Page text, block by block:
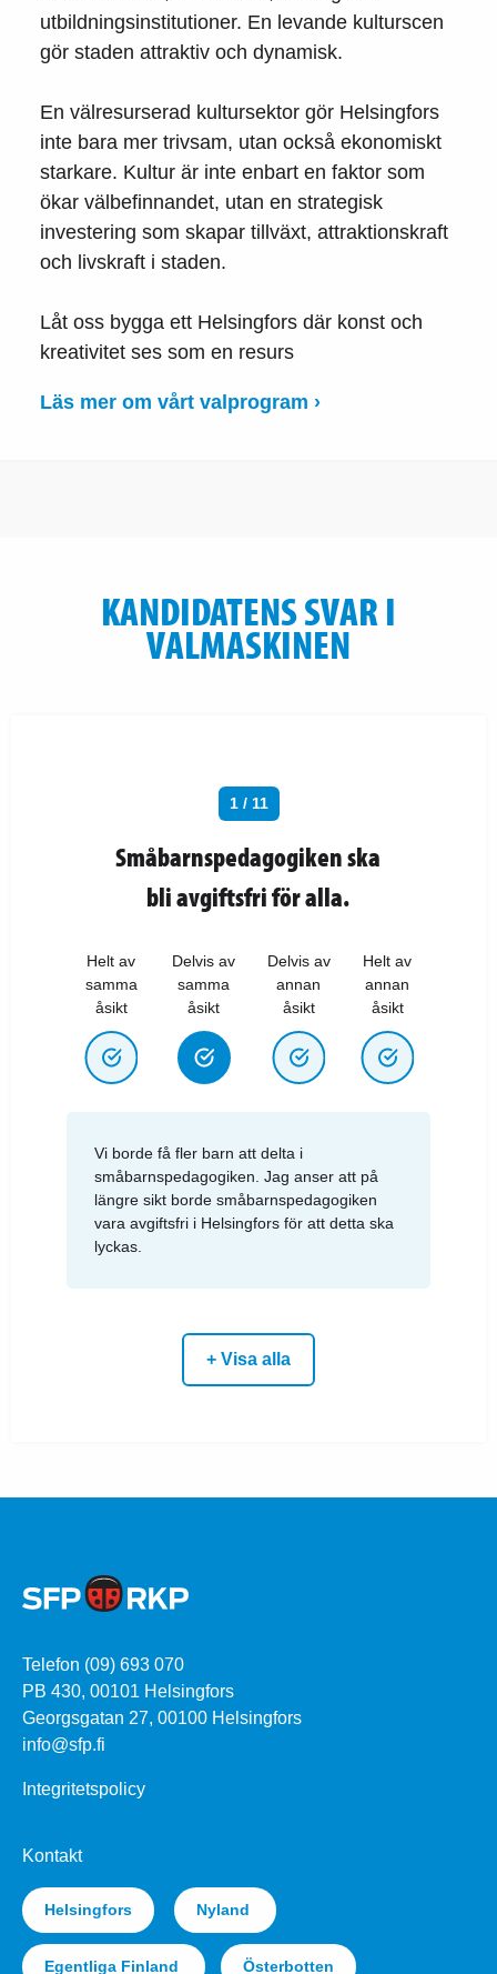
utbildningsinstitutioner. En levande kulturscen
gör staden attraktiv och dynamisk.
En välresurserad kultursektor gör Helsingfors
inte bara mer trivsam, utan också ekonomiskt
starkare. Kultur är inte enbart en faktor som
ökar välbefinnandet, utan en strategisk
investering som skapar tillväxt, attraktionskraft
och livskraft i staden.
Låt oss bygga ett Helsingfors där konst och
kreativitet ses som en resurs
Läs mer om vårt valprogram ›
KANDIDATENS SVAR I
VALMASKINEN
1 / 11
Småbarnspedagogiken ska
bli avgiftsfri för alla.
Helt av
samma
åsikt
Delvis av
samma
åsikt
Delvis av
annan
åsikt
Helt av
annan
åsikt
Vi borde få fler barn att delta i
småbarnspedagogiken. Jag anser att på
längre sikt borde småbarnspedagogiken
vara avgiftsfri i Helsingfors för att detta ska
lyckas.
+ Visa alla
Telefon (09) 693 070
PB 430, 00101 Helsingfors
Georgsgatan 27, 00100 Helsingfors
info@sfp.fi
Integritetspolicy
Kontakt
Helsingfors Nyland
Egentliga Finland Österbotten